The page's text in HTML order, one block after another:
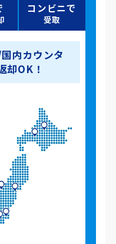
コンビニで
受取
内カウンタ
却OK！